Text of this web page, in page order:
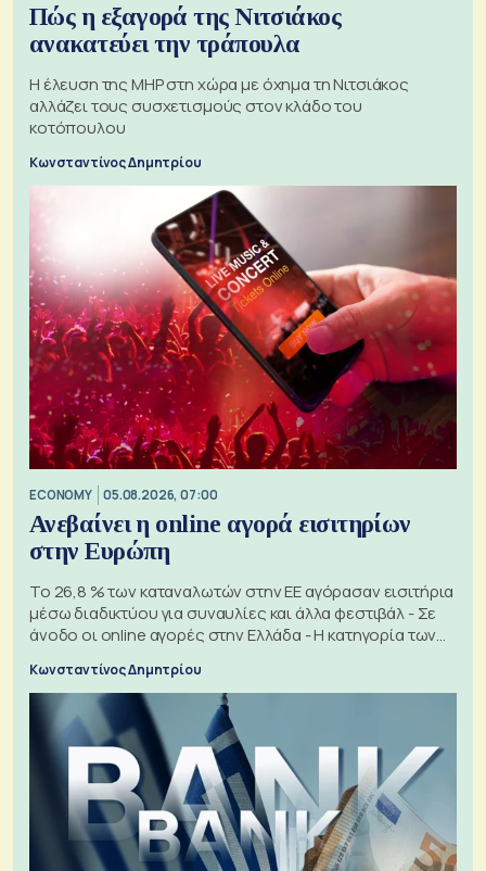
Πώς η εξαγορά της Νιτσιάκος
ανακατεύει την τράπουλα
H έλευση της MHP στη χώρα με όχημα τη Νιτσιάκος
αλλάζει τους συσχετισμούς στον κλάδο του
κοτόπουλου
Κωνσταντίνος Δημητρίου
ECONOMY 05.08.2026, 07:00
Ανεβαίνει η online αγορά εισιτηρίων
στην Ευρώπη
Το 26,8 % των καταναλωτών στην ΕΕ αγόρασαν εισιτήρια
μέσω διαδικτύου για συναυλίες και άλλα φεστιβάλ - Σε
άνοδο οι online αγορές στην Ελλάδα - Η κατηγορία των
Κωνσταντίνος Δημητρίου